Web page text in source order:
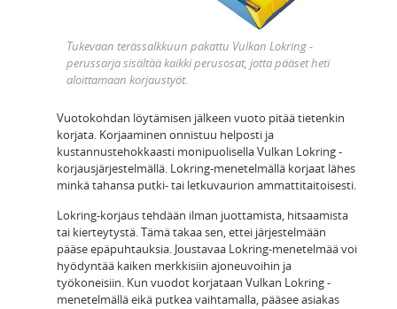
Tukevaan terässalkkuun pakattu Vulkan Lokring -
perussarja sisältää kaikki perusosat, jotta pääset heti
aloittamaan korjaustyöt.
Vuotokohdan löytämisen jälkeen vuoto pitää tietenkin
korjata. Korjaaminen onnistuu helposti ja
kustannustehokkaasti monipuolisella Vulkan Lokring -
korjausjärjestelmällä. Lokring-menetelmällä korjaat lähes
minkä tahansa putki- tai letkuvaurion ammattitaitoisesti.
Lokring-korjaus tehdään ilman juottamista, hitsaamista
tai kierteytystä. Tämä takaa sen, ettei järjestelmään
pääse epäpuhtauksia. Joustavaa Lokring-menetelmää voi
hyödyntää kaiken merkkisiin ajoneuvoihin ja
työkoneisiin. Kun vuodot korjataan Vulkan Lokring -
menetelmällä eikä putkea vaihtamalla, pääsee asiakas